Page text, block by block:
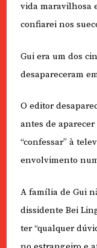
vida maravilhosa
confiarei nos
Gui era um dos
desapareceram
O editor
antes de
“confessar” à
envolvimento
A família de Gui
dissidente Bei
ter “qualquer